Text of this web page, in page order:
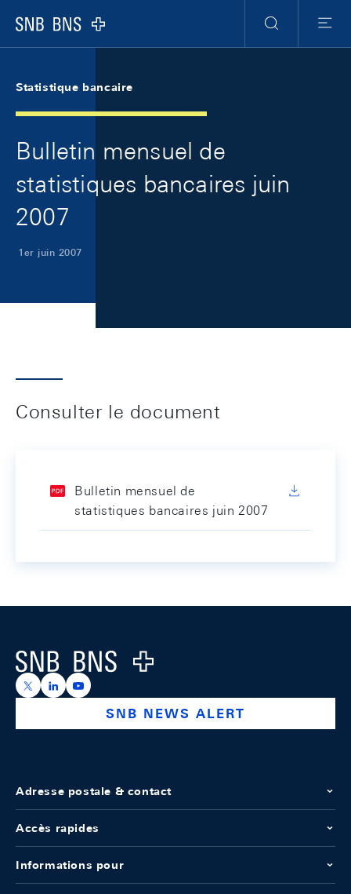
Logo
RechercheMenu
Statistique bancaire
Bulletin mensuel de
statistiques bancaires juin
2007
1er juin 2007
Consulter le document
Bulletin mensuel de
statistiques bancaires juin 2007
Logo
https://x.com/snb_bns
https://ch.linkedin.com/company/swiss-national-
https://www.youtube.com/@swissnationalbank
SNB NEWS ALERT
Adresse postale & contact
Accès rapides
Informations pour